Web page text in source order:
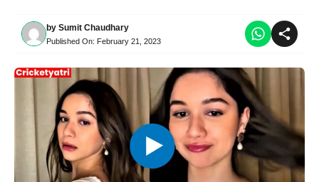
by Sumit Chaudhary
Published On: February 21, 2023